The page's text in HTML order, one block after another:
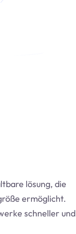
lösung, die
ermöglicht.
schneller und